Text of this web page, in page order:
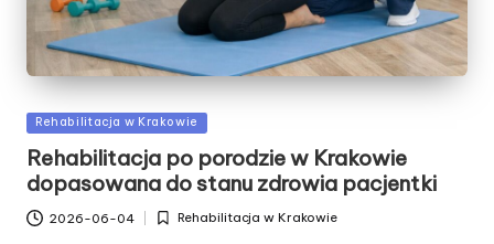
Posted
Rehabilitacja w Krakowie
Rehabilitacja po porodzie w Krakowie
dopasowana do stanu zdrowia pacjentki
2026-06-04
PostedRehabilitacja w Krakowie